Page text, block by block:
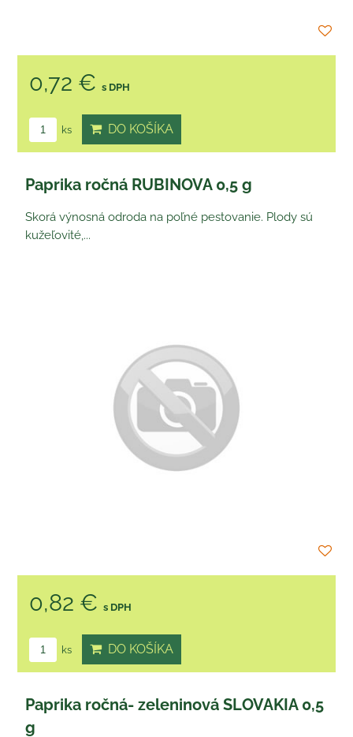
0,72 € s DPH
ks DO KOŠÍKA
Paprika ročná RUBINOVA 0,5 g
Skorá výnosná odroda na poľné pestovanie. Plody sú
kužeľovité,...
0,82 € s DPH
ks DO KOŠÍKA
Paprika ročná- zeleninová SLOVAKIA 0,5
g